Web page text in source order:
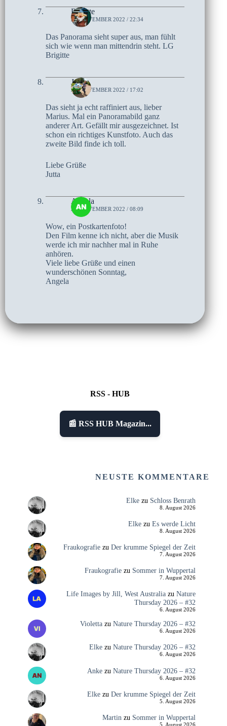
Brigitte
20. NOVEMBER 2022 / 22:34
Das Panorama sieht super aus, man fühlt
sich wie wenn man mittendrin steht. LG
Brigitte
Jutta
20. NOVEMBER 2022 / 17:02
Das sieht ja echt raffiniert aus, lieber
Marius. Mal ein Panoramabild ganz
anderer Art. Gefällt mir ausgezeichnet. Ist
schon ein richtiges Kunstfoto. Auch das
zweite Bild finde ich toll.
Liebe Grüße
Jutta
Angela
20. NOVEMBER 2022 / 08:09
Wow, ein Postkartenfoto!
Den Film kenne ich nicht, aber die Musik
werde ich mir nachher mal in Ruhe
anhören.
Viele liebe Grüße und einen
wunderschönen Sonntag,
Angela
RSS - HUB
📰 RSS HUB Magazin...
NEUSTE KOMMENTARE
Elkezu Schloss Benrath
8. August 2026
Elkezu Es werde Licht
8. August 2026
Fraukografiezu Der krumme Spiegel der Zeit
7. August 2026
Fraukografiezu Sommer in Wuppertal
7. August 2026
Life Images by Jill, West Australiazu Nature
Thursday 2026 – #32
6. August 2026
Violettazu Nature Thursday 2026 – #32
6. August 2026
Elkezu Nature Thursday 2026 – #32
6. August 2026
Ankezu Nature Thursday 2026 – #32
6. August 2026
Elkezu Der krumme Spiegel der Zeit
5. August 2026
Martin zu Sommer in Wuppertal
5. August 2026